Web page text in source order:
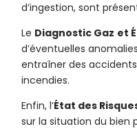
d’ingestion, sont
Le Diagnostic Gaz et
d’éventuelles
entraîner des
incendies.
Enfin, l’État des
sur la situation du bien